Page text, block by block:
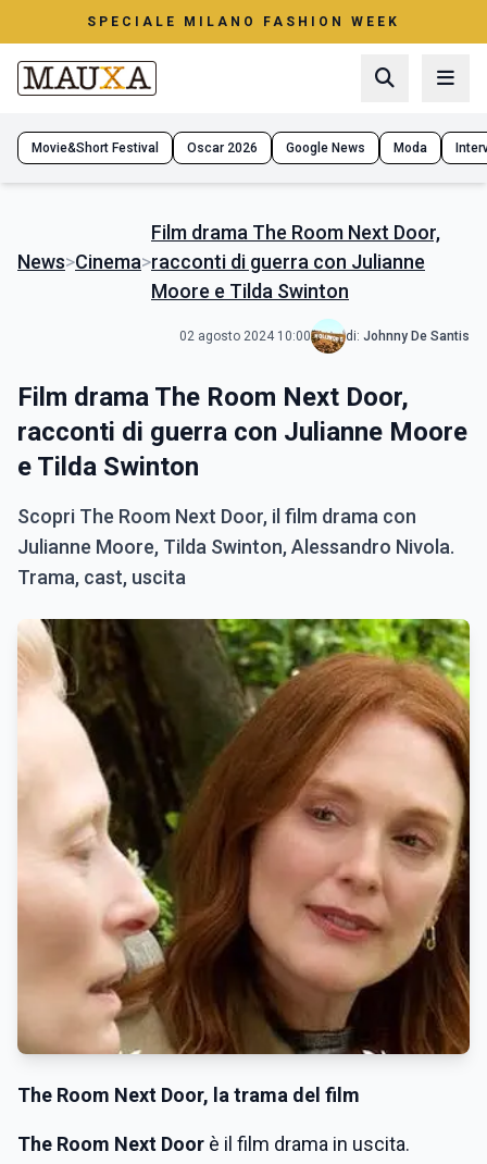
SPECIALE MILANO FASHION WEEK
Movie&Short Festival Oscar 2026 Google News Moda
News>Cinema>
Film drama The Room Next Door,
racconti di guerra con Julianne
Moore e Tilda Swinton
02 agosto 2024 10:00 di: Johnny De Santis
Film drama The Room Next Door,
racconti di guerra con Julianne Moore
e Tilda Swinton
Scopri The Room Next Door, il film drama con
Julianne Moore, Tilda Swinton, Alessandro Nivola.
Trama, cast, uscita
The Room Next Door, la trama del film
The Room Next Door è il film drama in uscita.